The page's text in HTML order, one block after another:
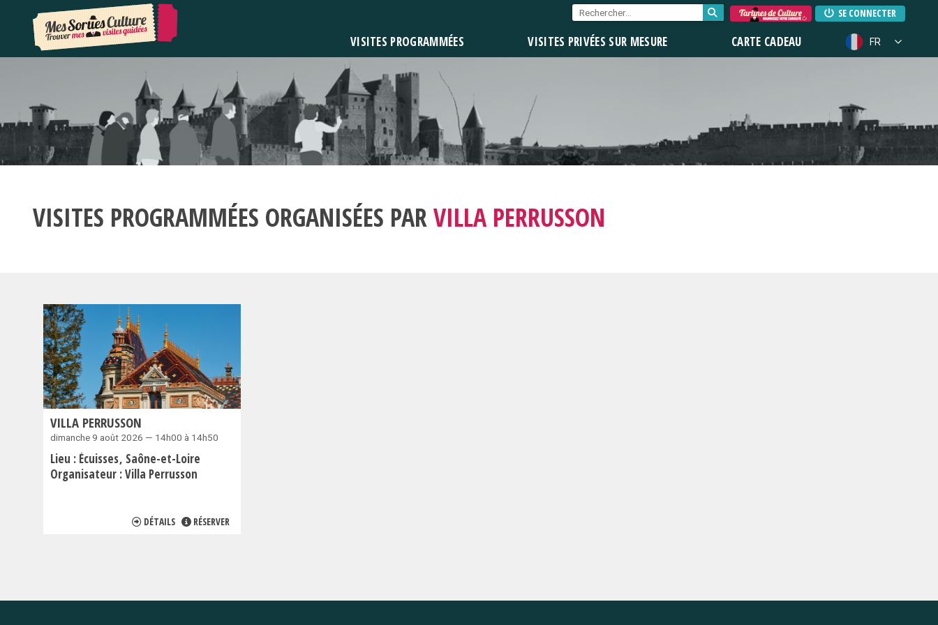
SE CONNECTER
VISITES PROGRAMMÉES VISITES PRIVÉES SUR MESURE CARTE CADEAU FR
VISITES PROGRAMMÉES ORGANISÉES PARVILLA PERRUSSON
VILLA PERRUSSON
dimanche 9 août 2026 — 14h00 à 14h50
Lieu : Écuisses Saône-et-Loire
Organisateur :Villa Perrusson
DÉTAILS RÉSERVER